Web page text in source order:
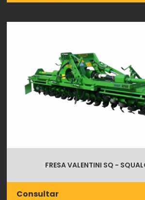
FRESA VALENTINI SQ -
Consultar